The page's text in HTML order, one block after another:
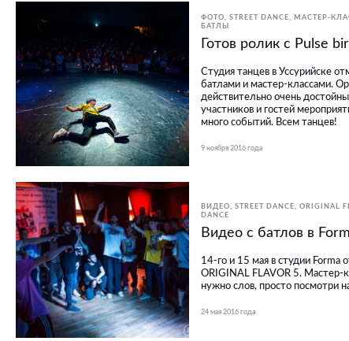
ФОТО STREET DANCE МАСТЕР-
БАТЛЫ
Готов ролик с Pulse
Студия танцев в Уссурийске
батлами и мастер-классами.
действительно очень
участников и гостей
много событий. Всем танцев!
9 ноября 2016 года
ВИДЕО STREET DANCE ORIGINAL
DANCE
Видео с батлов в
14-го и 15 мая в студии Forma
ORIGINAL FLAVOR 5. Мастер-
нужно слов, просто посмотри
24 мая 2016 года